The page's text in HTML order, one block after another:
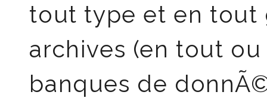
tout type et en tout
archives (en tout
banques de